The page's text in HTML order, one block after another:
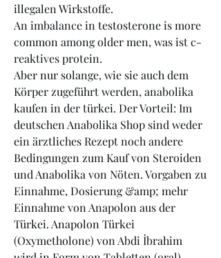
illegalen Wirkstoffe.
An imbalance in testosterone is more
common among older men, was ist c-
reaktives protein.
Aber nur solange, wie sie auch dem
Körper zugeführt werden, anabolika
kaufen in der türkei. Der Vorteil: Im
deutschen Anabolika Shop sind weder
ein ärztliches Rezept noch andere
Bedingungen zum Kauf von Steroiden
und Anabolika von Nöten. Vorgaben zu
Einnahme, Dosierung &amp; mehr
Einnahme von Anapolon aus der
Türkei. Anapolon Türkei
(Oxymetholone) von Abdi İbrahim